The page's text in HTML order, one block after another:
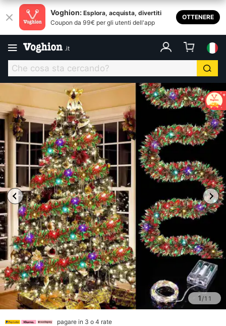
Voghion: Esplora, acquista, divertiti
Coupon da 99€ per gli utenti dell'app
OTTENERE
.it
1/11
pagare in 3 o 4 rate